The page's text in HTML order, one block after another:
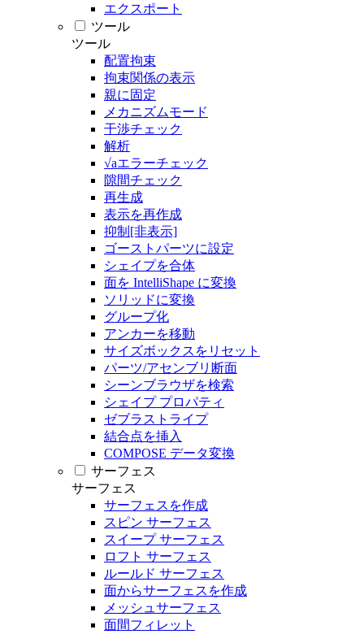
エクスポート
ツール
ツール
配置拘束
拘束関係の表示
親に固定
メカニズムモード
干渉チェック
解析
√aエラーチェック
隙間チェック
再生成
表示を再作成
抑制[非表示]
ゴーストパーツに設定
シェイプを合体
面を IntelliShape に変換
ソリッドに変換
グループ化
アンカーを移動
サイズボックスをリセット
パーツ/アセンブリ断面
シーンブラウザを検索
シェイプ プロパティ
ゼブラストライプ
結合点を挿入
COMPOSE データ変換
サーフェス
サーフェス
サーフェスを作成
スピン サーフェス
スイープ サーフェス
ロフト サーフェス
ルールド サーフェス
面からサーフェスを作成
メッシュサーフェス
面間フィレット